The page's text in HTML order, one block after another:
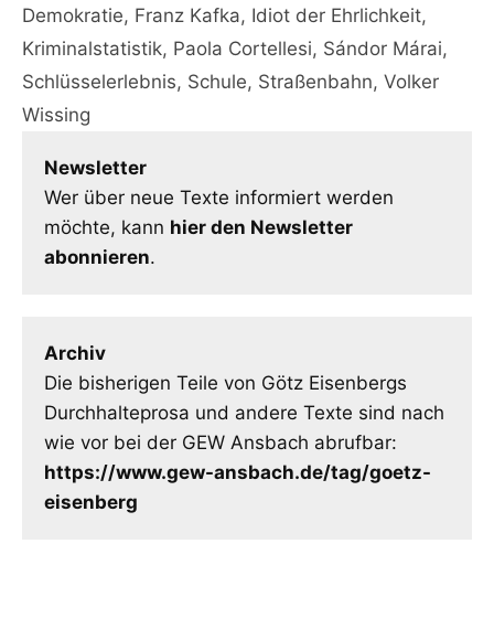
Demokratie, Franz Kafka, Idiot der Ehrlichkeit,
Kriminalstatistik, Paola Cortellesi, Sándor Márai,
Schlüsselerlebnis, Schule, Straßenbahn, Volker
Wissing
Newsletter
Wer über neue Texte informiert werden
möchte, kann hier den Newsletter
abonnieren.
Archiv
Die bisherigen Teile von Götz Eisenbergs
Durchhalteprosa und andere Texte sind nach
wie vor bei der GEW Ansbach abrufbar:
https://www.gew-ansbach.de/tag/goetz-
eisenberg